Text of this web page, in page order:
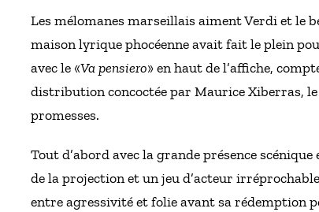
Les mélomanes marseillais aiment Verdi et le
maison lyrique phocéenne avait fait le plein
avec le «Va pensiero» en haut de l’affiche,
distribution concoctée par Maurice Xiberras,
promesses.
Tout d’abord avec la grande présence
de la projection et un jeu d’acteur
entre agressivité et folie avant sa rédemption